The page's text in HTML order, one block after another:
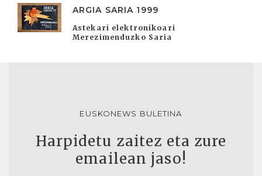
ARGIA SARIA 1999
Astekari elektronikoari
Merezimenduzko Saria
EUSKONEWS BULETINA
Harpidetu zaitez eta zure
emailean jaso!